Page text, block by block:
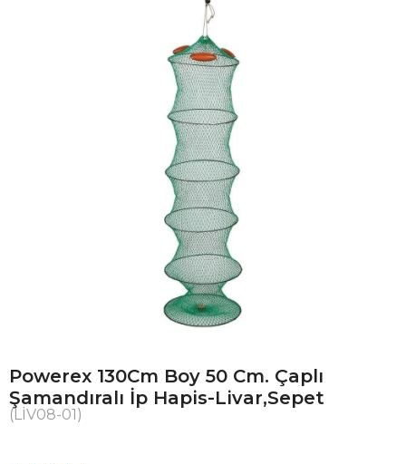
Powerex 130Cm Boy 50 Cm. Çaplı
Şamandıralı İp Hapis-Livar,Sepet
(LİV08-01)